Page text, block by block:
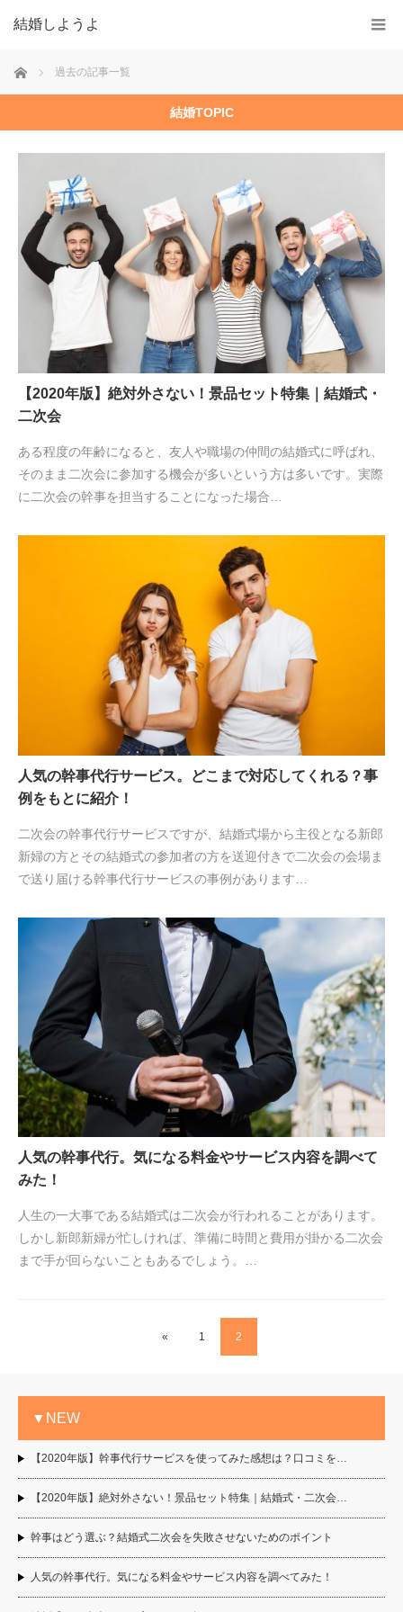
結婚しようよ
ホーム 過去の記事一覧
結婚TOPIC
【2020年版】絶対外さない！景品セット特集｜結婚式・
二次会
ある程度の年齢になると、友人や職場の仲間の結婚式に呼ばれ、
そのまま二次会に参加する機会が多いという方は多いです。実際
に二次会の幹事を担当することになった場合…
人気の幹事代行サービス。どこまで対応してくれる？事
例をもとに紹介！
二次会の幹事代行サービスですが、結婚式場から主役となる新郎
新婦の方とその結婚式の参加者の方を送迎付きで二次会の会場ま
で送り届ける幹事代行サービスの事例があります…
人気の幹事代行。気になる料金やサービス内容を調べて
みた！
人生の一大事である結婚式は二次会が行われることがあります。
しかし新郎新婦が忙しければ、準備に時間と費用が掛かる二次会
まで手が回らないこともあるでしょう。…
« 1 2
▼NEW
【2020年版】幹事代行サービスを使ってみた感想は？口コミを…
【2020年版】絶対外さない！景品セット特集｜結婚式・二次会…
幹事はどう選ぶ？結婚式二次会を失敗させないためのポイント
人気の幹事代行。気になる料金やサービス内容を調べてみた！